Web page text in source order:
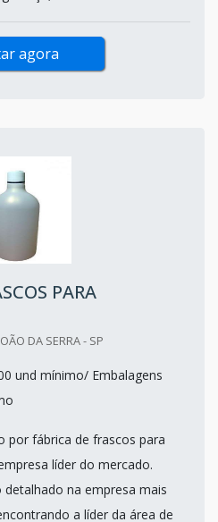
agora
PARA
DA SERRA - SP
und mínimo/ Embalagens
por fábrica de frascos para
líder do mercado.
na empresa mais
a líder da área de